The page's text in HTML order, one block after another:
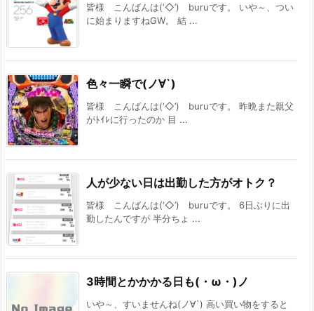
皆様 こんばんは(‘◇’)ゞburuです。 いや～、つい
に始まりますねGW。 結 ...
色々一瞬で(ノ∀`)
皆様 こんばんは(‘◇’)ゞburuです。 昨晩また親父
がﾄｲﾚに行ったのか 目 ...
人が少ない日は出勤した方がオトク？
皆様 こんばんは(‘◇’)ゞburuです。 6日ぶりに出
勤したんですが 半分ちょ ...
3時間とかかかる日も(・ω・)ノ
いや～、すいませんね(ノ∀`) 高い買い物をすると